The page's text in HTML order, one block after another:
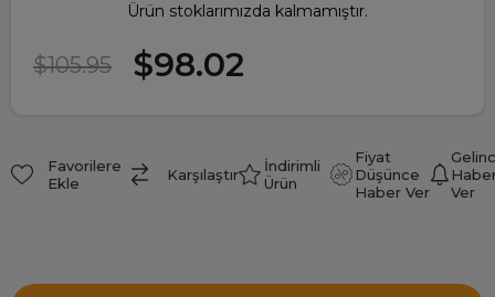
Ürün stoklarımızda kalmamıştır.
$105.95 $98.02
Favorilere
Ekle
Karşılaştır
İndirimli
Ürün
Fiyat
Düşünce
Haber Ver
Ver